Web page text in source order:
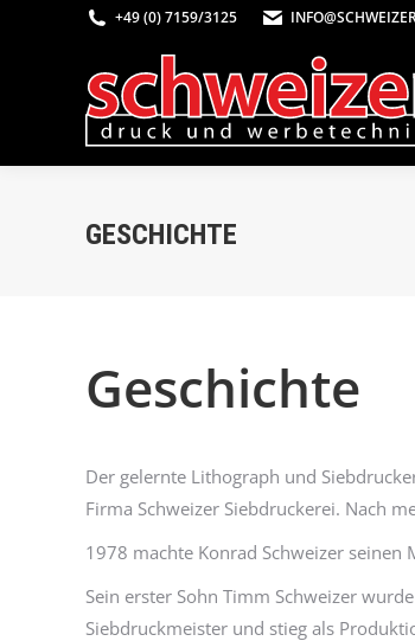
+49 (0) 7159/3125
GESCHICHTE
Geschichte
Der gelernte Lithograph und
Firma Schweizer Siebdruckerei. Nach
1978 machte Konrad Schweizer seinen
Sein erster Sohn Timm Schweizer
Siebdruckmeister und stieg als